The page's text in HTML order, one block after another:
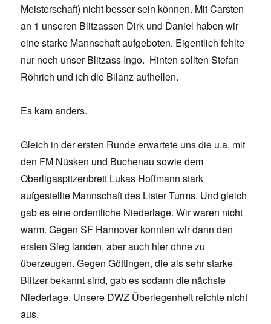
Meisterschaft) nicht besser sein können. Mit Carsten
an 1 unseren Blitzassen Dirk und Daniel haben wir
eine starke Mannschaft aufgeboten. Eigentlich fehlte
nur noch unser Blitzass Ingo. Hinten sollten Stefan
Röhrich und ich die Bilanz aufhellen.
Es kam anders.
Gleich in der ersten Runde erwartete uns die u.a. mit
den FM Nüsken und Buchenau sowie dem
Oberligaspitzenbrett Lukas Hoffmann stark
aufgestellte Mannschaft des Lister Turms. Und gleich
gab es eine ordentliche Niederlage. Wir waren nicht
warm. Gegen SF Hannover konnten wir dann den
ersten Sieg landen, aber auch hier ohne zu
überzeugen. Gegen Göttingen, die als sehr starke
Blitzer bekannt sind, gab es sodann die nächste
Niederlage. Unsere DWZ Überlegenheit reichte nicht
aus.